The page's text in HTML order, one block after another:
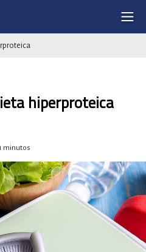
hiperproteica
minutos